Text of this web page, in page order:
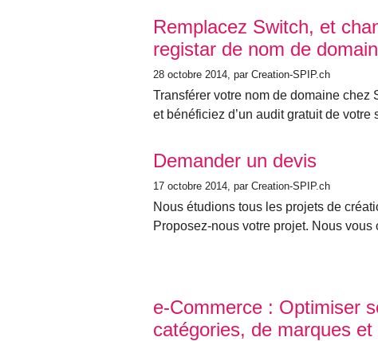
Remplacez Switch, et
registar de nom de
28 octobre 2014 , par Creation-SPIP.ch
Transférer votre nom de domaine chez
et bénéficiez d’un audit gratuit de votre
Demander un devis
17 octobre 2014 , par Creation-SPIP.ch
Nous étudions tous les projets de
Proposez-nous votre projet. Nous
e-Commerce : Optimiser
catégories, de marques et